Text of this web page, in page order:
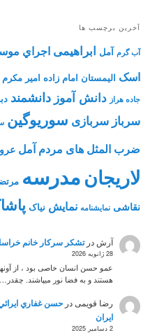
آخرین برچسب ها
آب گرم آمل ابراهیمی اجراي
اسک الیمستان امام زاده امیر مکرم
جاده هراز دانش آموز دانشمند
سرباز سربازی سوریوگین
ضرب المثل های مردم آمل
لاریجانمدرسه
نقاشی نمايشنامه نمایش نیاک
آرشدرتشکر سرکار خانم
28 ژانویه 2026
عمو حسن انسان خاصی بود ، از
هستند و به فضا نور میپاشند. چقدر…
رضا قویمیدر
ايران
2 دسامبر 2025